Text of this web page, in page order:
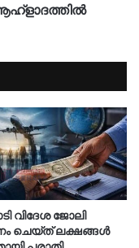
വിദേശ ജോലി
ചെയ്ത് ലക്ഷങ്ങൾ